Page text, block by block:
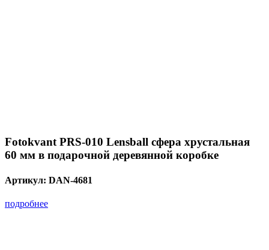
Fotokvant PRS-010 Lensball сфера хрустальная
60 мм в подарочной деревянной коробке
Артикул: DAN-4681
подробнее